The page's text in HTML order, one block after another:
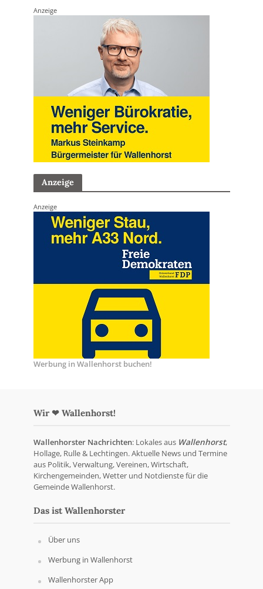
Anzeige
Anzeige
Anzeige
Werbung in Wallenhorst buchen!
Wir ❤ Wallenhorst!
Wallenhorster Nachrichten: Lokales aus Wallenhorst,
Hollage, Rulle & Lechtingen. Aktuelle News und Termine
aus Politik, Verwaltung, Vereinen, Wirtschaft,
Kirchengemeinden, Wetter und Notdienste für die
Gemeinde Wallenhorst.
Das ist Wallenhorster
Über uns
Werbung in Wallenhorst
Wallenhorster App